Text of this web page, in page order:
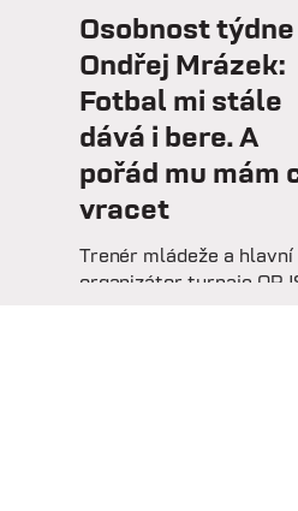
Osobnost týdne
Ondřej Mrázek:
Fotbal mi stále
dává i bere. A
pořád mu mám
vracet
Trenér mládeže a hlavní
organizátor turnaje
úspěchy je nejvíce